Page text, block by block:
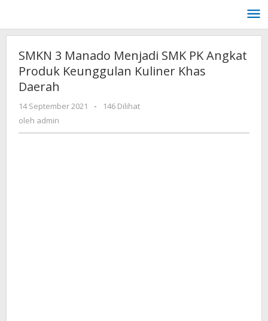
konten
SMKN 3 Manado Menjadi SMK PK Angkat
Produk Keunggulan Kuliner Khas
Daerah
14 September 2021
oleh
-
146 Dilihat
oleh admin